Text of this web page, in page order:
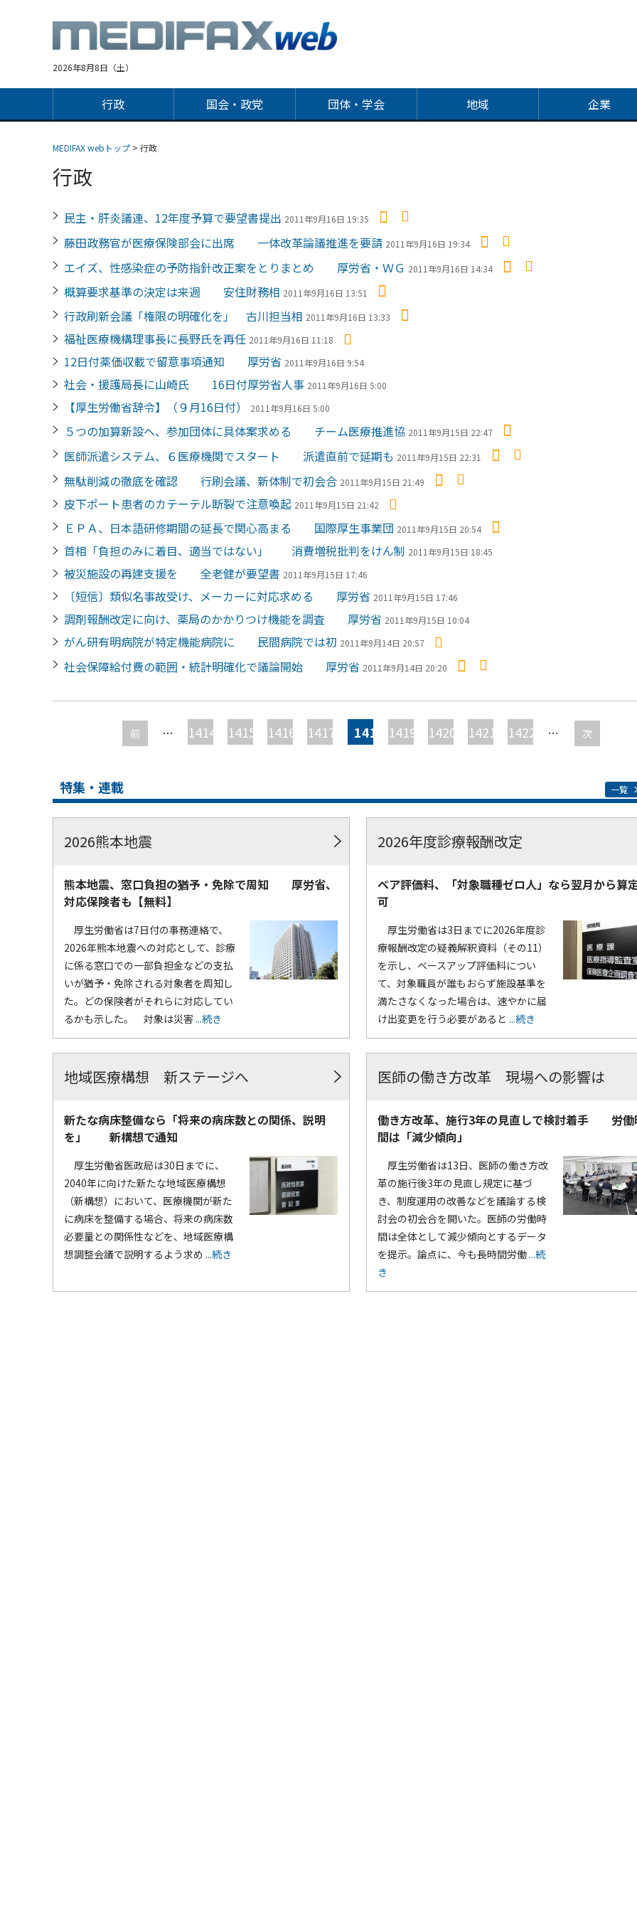
2026年8月8日（土）
行政 国会・政党 団体・学会 地域 企業
MEDIFAX webトップ > 行政
行政
民主・肝炎議連、12年度予算で要望書提出 2011年9月16日 19:35
藤田政務官が医療保険部会に出席 一体改革論議推進を要請 2011年9月16日 19:34
エイズ、性感染症の予防指針改正案をとりまとめ 厚労省・ＷＧ 2011年9月16日 14:34
概算要求基準の決定は来週 安住財務相 2011年9月16日 13:51
行政刷新会議「権限の明確化を」 古川担当相 2011年9月16日 13:33
福祉医療機構理事長に長野氏を再任 2011年9月16日 11:18
12日付薬価収載で留意事項通知 厚労省 2011年9月16日 9:54
社会・援護局長に山崎氏 16日付厚労省人事 2011年9月16日 5:00
【厚生労働省辞令】（９月16日付） 2011年9月16日 5:00
５つの加算新設へ、参加団体に具体案求める チーム医療推進協 2011年9月15日 22:47
医師派遣システム、６医療機関でスタート 派遣直前で延期も 2011年9月15日 22:31
無駄削減の徹底を確認 行刷会議、新体制で初会合 2011年9月15日 21:49
皮下ポート患者のカテーテル断裂で注意喚起 2011年9月15日 21:42
ＥＰＡ、日本語研修期間の延長で関心高まる 国際厚生事業団 2011年9月15日 20:54
首相「負担のみに着目、適当ではない」 消費増税批判をけん制 2011年9月15日 18:45
被災施設の再建支援を 全老健が要望書 2011年9月15日 17:46
〔短信〕類似名事故受け、メーカーに対応求める 厚労省 2011年9月15日 17:46
調剤報酬改定に向け、薬局のかかりつけ機能を調査 厚労省 2011年9月15日 10:04
がん研有明病院が特定機能病院に 民間病院では初 2011年9月14日 20:57
社会保障給付費の範囲・統計明確化で議論開始 厚労省 2011年9月14日 20:20
ペ
前 … 1414 1415 1416 1417 1418 1419 1420 1421 1422 … 次
特集・連載 一覧
2026熊本地震
熊本地震、窓口負担の猶予・免除で周知 厚労省、
対応保険者も【無料】
厚生労働省は7日付の事務連絡で、
2026年熊本地震への対応として、診療
に係る窓口での一部負担金などの支払
いが猶予・免除される対象者を周知し
た。どの保険者がそれらに対応してい
るかも示した。 対象は災害...続き
2026年度診療報酬改定
ベア評価料、「対象職種ゼロ人」なら翌月から算
可
厚生労働省は3日までに2026年度診
療報酬改定の疑義解釈資料（その11）
を示し、ベースアップ評価料につい
て、対象職員が誰もおらず施設基準を
満たさなくなった場合は、速やかに届
け出変更を行う必要があると ...続き
地域医療構想 新ステージへ
新たな病床整備なら「将来の病床数との関係、説明
を」 新構想で通知
厚生労働省医政局は30日までに、
2040年に向けた新たな地域医療構想
（新構想）において、医療機関が新た
に病床を整備する場合、将来の病床数
必要量との関係性などを、地域医療構
想調整会議で説明するよう求め ...続き
医師の働き方改革 現場への影響は
働き方改革、施行3年の見直しで検討着手 労働
間は「減少傾向」
厚生労働省は13日、医師の働き方改
革の施行後3年の見直し規定に基づ
き、制度運用の改善などを議論する検
討会の初会合を開いた。医師の労働時
間は全体として減少傾向とするデータ
を提示。論点に、今も長時間労働...続
き